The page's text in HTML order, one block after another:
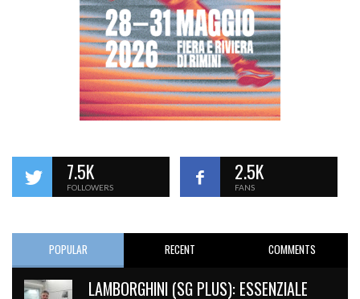
7.5K
FOLLOWERS
2.5K
FANS
POPULAR RECENT COMMENTS
LAMBORGHINI (SG PLUS): ESSENZIALE